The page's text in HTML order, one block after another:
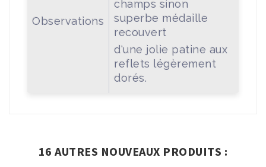
Observations
champs sinon
superbe médaille
recouvert
d'une jolie patine aux
reflets légèrement
dorés.
16 AUTRES NOUVEAUX PRODUITS :